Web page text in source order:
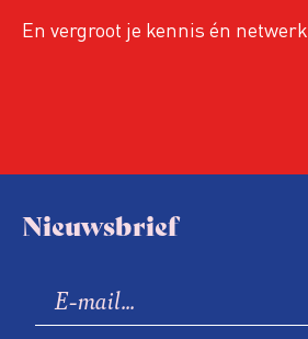
En vergroot je kennis én netwerk
Nieuwsbrief